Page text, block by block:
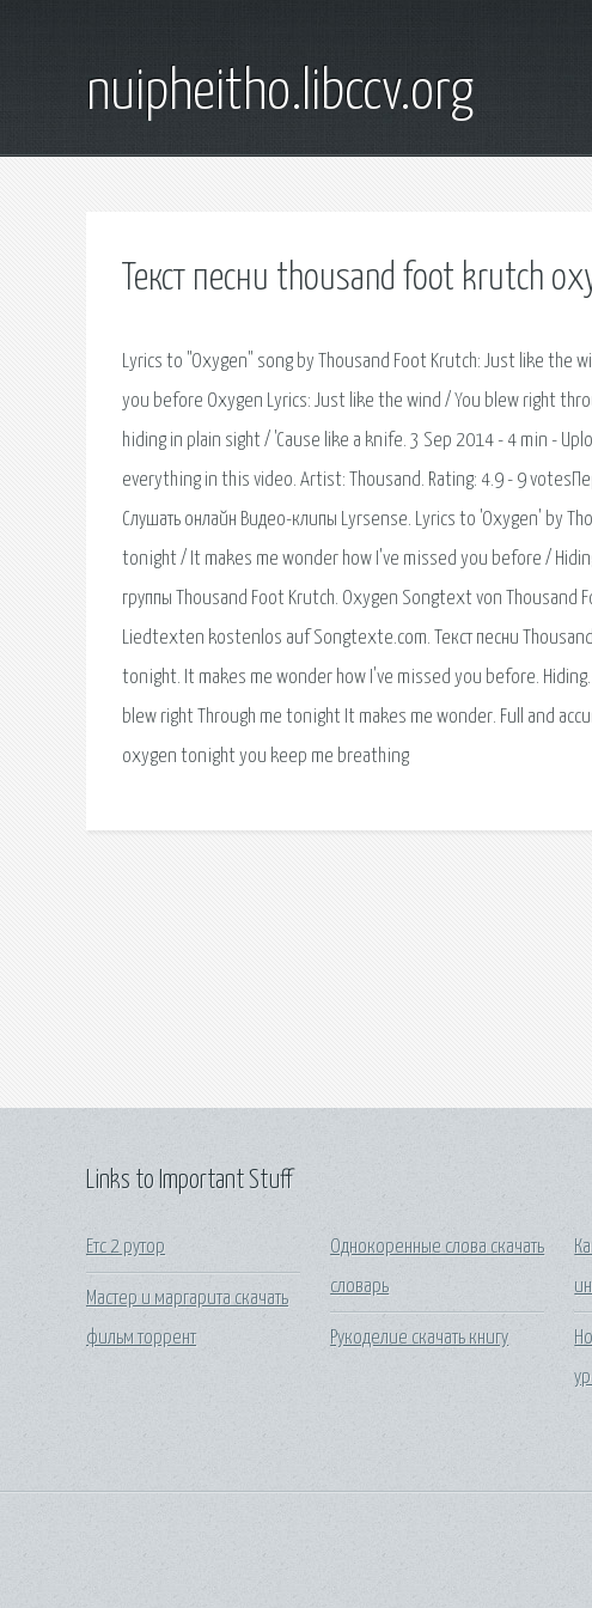
nuipheitho.libccv.org
Текст песни thousand foot krutch
Lyrics to "Oxygen" song by Thousand Foot Krutch: Just like
you before Oxygen Lyrics: Just like the wind / You blew right
hiding in plain sight / 'Cause like a knife. 3 Sep 2014 - 4 min -
everything in this video. Artist: Thousand. Rating: 4.9 - 9
Слушать онлайн Видео-клипы Lyrsense. Lyrics to 'Oxygen' by
tonight / It makes me wonder how I've missed you before /
группы Thousand Foot Krutch. Oxygen Songtext von
Liedtexten kostenlos auf Songtexte.com. Текст песни
tonight. It makes me wonder how I've missed you before.
blew right Through me tonight It makes me wonder. Full and
oxygen tonight you keep me breathing
Links to Important Stuff
Етс 2 рутор
Мастер и маргарита скачать
фильм торрент
Однокоренные слова скачать
словарь
Рукоделие скачать книгу